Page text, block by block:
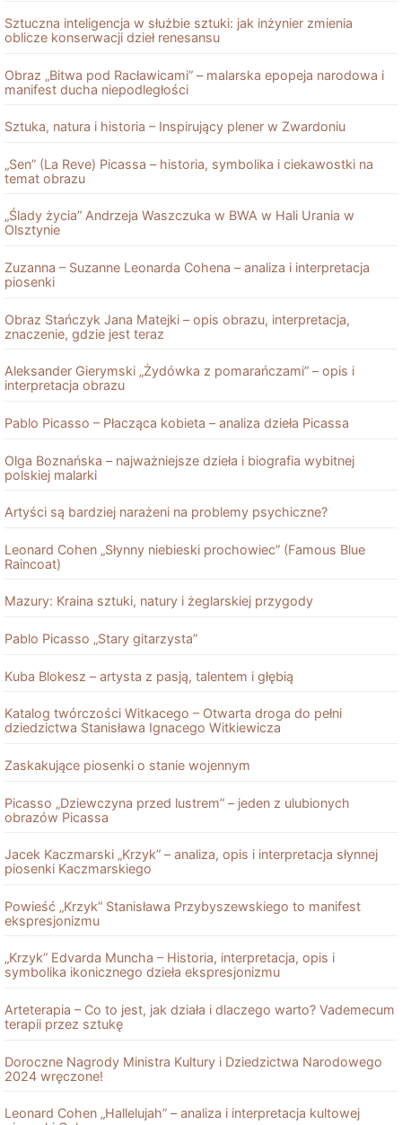
Sztuczna inteligencja w służbie sztuki: jak inżynier zmienia
oblicze konserwacji dzieł renesansu
Obraz „Bitwa pod Racławicami” – malarska epopeja narodowa i
manifest ducha niepodległości
Sztuka, natura i historia – Inspirujący plener w Zwardoniu
„Sen” (La Reve) Picassa – historia, symbolika i ciekawostki na
temat obrazu
„Ślady życia” Andrzeja Waszczuka w BWA w Hali Urania w
Olsztynie
Zuzanna – Suzanne Leonarda Cohena – analiza i interpretacja
piosenki
Obraz Stańczyk Jana Matejki – opis obrazu, interpretacja,
znaczenie, gdzie jest teraz
Aleksander Gierymski „Żydówka z pomarańczami” – opis i
interpretacja obrazu
Pablo Picasso – Płacząca kobieta – analiza dzieła Picassa
Olga Boznańska – najważniejsze dzieła i biografia wybitnej
polskiej malarki
Artyści są bardziej narażeni na problemy psychiczne?
Leonard Cohen „Słynny niebieski prochowiec” (Famous Blue
Raincoat)
Mazury: Kraina sztuki, natury i żeglarskiej przygody
Pablo Picasso „Stary gitarzysta”
Kuba Blokesz – artysta z pasją, talentem i głębią
Katalog twórczości Witkacego – Otwarta droga do pełni
dziedzictwa Stanisława Ignacego Witkiewicza
Zaskakujące piosenki o stanie wojennym
Picasso „Dziewczyna przed lustrem” – jeden z ulubionych
obrazów Picassa
Jacek Kaczmarski „Krzyk” – analiza, opis i interpretacja słynnej
piosenki Kaczmarskiego
Powieść „Krzyk” Stanisława Przybyszewskiego to manifest
ekspresjonizmu
„Krzyk” Edvarda Muncha – Historia, interpretacja, opis i
symbolika ikonicznego dzieła ekspresjonizmu
Arteterapia – Co to jest, jak działa i dlaczego warto? Vademecum
terapii przez sztukę
Doroczne Nagrody Ministra Kultury i Dziedzictwa Narodowego
2024 wręczone!
Leonard Cohen „Hallelujah” – analiza i interpretacja kultowej